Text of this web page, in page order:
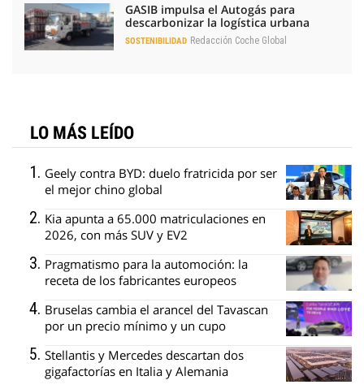
GASIB impulsa el Autogás para
descarbonizar la logística urbana
SOSTENIBILIDAD Redacción Coche Global
LO MÁS LEÍDO
Geely contra BYD: duelo fratricida por ser
el mejor chino global
Kia apunta a 65.000 matriculaciones en
2026, con más SUV y EV2
Pragmatismo para la automoción: la
receta de los fabricantes europeos
Bruselas cambia el arancel del Tavascan
por un precio mínimo y un cupo
Stellantis y Mercedes descartan dos
gigafactorías en Italia y Alemania